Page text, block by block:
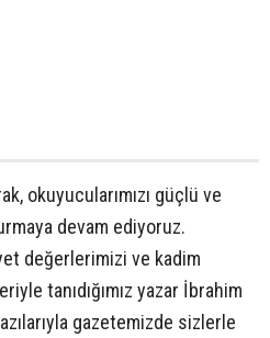
okuyucularımızı güçlü ve
devam ediyoruz.
değerlerimizi ve kadim
tanıdığımız yazar İbrahim
gazetemizde sizlerle